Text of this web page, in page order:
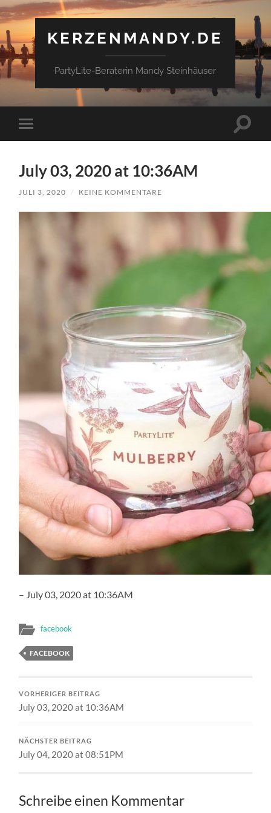
KERZENMANDY.DE
PartyLite-Beraterin Mandy Steinhäuser
Mobile-
Menü
July 03, 2020 at 10:36AM
JULI 3, 2020 / KEINE KOMMENTARE
– July 03, 2020 at 10:36AM
facebook
FACEBOOK
VORHERIGER BEITRAG
July 03, 2020 at 10:36AM
NÄCHSTER BEITRAG
July 04, 2020 at 08:51PM
Schreibe einen Kommentar